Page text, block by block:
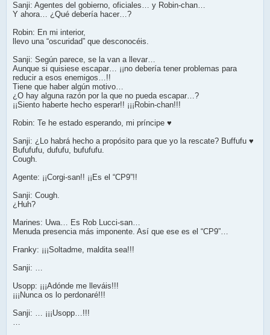
Sanji: Agentes del gobierno, oficiales… y Robin-chan…
Y ahora… ¿Qué debería hacer…?
Robin: En mi interior,
llevo una “oscuridad” que desconocéis.
Sanji: Según parece, se la van a llevar…
Aunque si quisiese escapar… ¡¡no debería tener problemas para
reducir a esos enemigos…!!
Tiene que haber algún motivo…
¿O hay alguna razón por la que no pueda escapar…?
¡¡Siento haberte hecho esperar!! ¡¡¡Robin-chan!!!
Robin: Te he estado esperando, mi príncipe ♥
Sanji: ¿Lo habrá hecho a propósito para que yo la rescate? Buffufu ♥
Bufufufu, dufufu, bufufufu.
Cough.
Agente: ¡¡Corgi-san!! ¡¡Es el “CP9”!!
Sanji: Cough.
¿Huh?
Marines: Uwa… Es Rob Lucci-san…
Menuda presencia más imponente. Así que ese es el “CP9”…
Franky: ¡¡¡Soltadme, maldita sea!!!
Sanji: …
Usopp: ¡¡¡Adónde me lleváis!!!
¡¡¡Nunca os lo perdonaré!!!
Sanji: … ¡¡¡Usopp…!!!
…